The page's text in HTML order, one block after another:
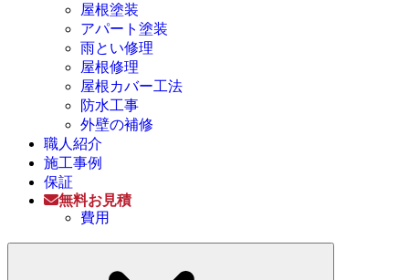
屋根塗装
アパート塗装
雨とい修理
屋根修理
屋根カバー工法
防水工事
外壁の補修
職人紹介
施工事例
保証
無料お見積
費用